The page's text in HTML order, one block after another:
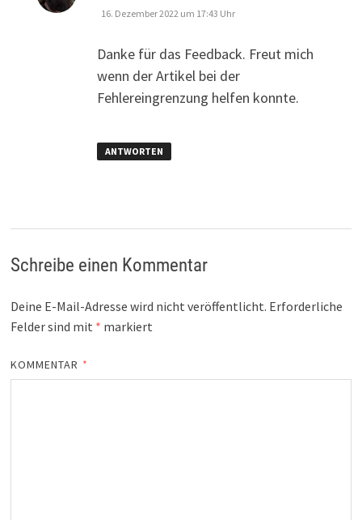
16. Dezember 2022 um 17:43 Uhr
Danke für das Feedback. Freut mich
wenn der Artikel bei der
Fehlereingrenzung helfen konnte.
ANTWORTEN
Schreibe einen Kommentar
Deine E-Mail-Adresse wird nicht veröffentlicht. Erforderliche
Felder sind mit * markiert
KOMMENTAR *